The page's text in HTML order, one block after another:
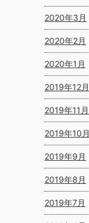
2020年3月
2020年2月
2020年1月
2019年12月
2019年11月
2019年10月
2019年9月
2019年8月
2019年7月